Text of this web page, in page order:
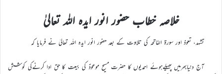
خلاصہ خطاب حضور انور ایدہ اللہ تعالیٰ
تشہد، تعوذ اور سورۃ الفاتحہ کی تلاوت کے بعد حضور انور ایدہ اللہ تعالیٰ نے فرمایا کہ
آج دنیابھرمیں پھیلےہوئے احمدیوں کا حضرت مسیح موعودؑ کی بیعت کا حق ادا کرنےکی کوشش